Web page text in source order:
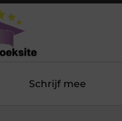
Schrijf mee